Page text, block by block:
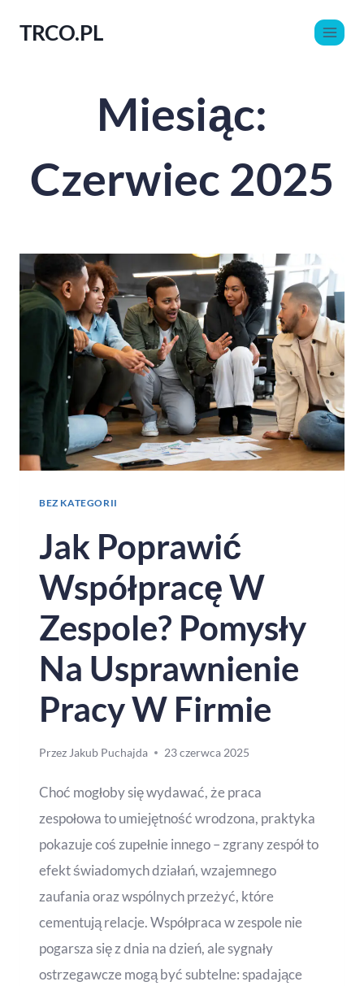
TRCO.PL
Miesiąc:
Czerwiec 2025
BEZ KATEGORII
Jak Poprawić
Współpracę W
Zespole? Pomysły
Na Usprawnienie
Pracy W Firmie
Przez Jakub Puchajda 23 czerwca 2025
Choć mogłoby się wydawać, że praca
zespołowa to umiejętność wrodzona, praktyka
pokazuje coś zupełnie innego – zgrany zespół to
efekt świadomych działań, wzajemnego
zaufania oraz wspólnych przeżyć, które
cementują relacje. Współpraca w zespole nie
pogarsza się z dnia na dzień, ale sygnały
ostrzegawcze mogą być subtelne: spadające